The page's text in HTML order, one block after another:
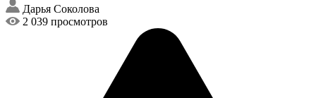
Дарья Соколова
2 039 просмотров